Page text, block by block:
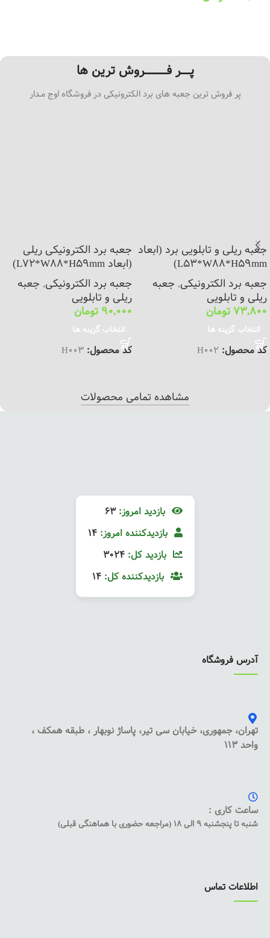
پـــــر فــــــــــــروش ترین ها
پر فروش ترین جعبه های برد الکترونیکی در فروشگاه اوج مـدار
جعبه ریلی و تابلویی برد (ابعاد
L53*W88*H59mm)
جعبه برد الکترونیکی, جعبه
ریلی و تابلویی
73,800 تومان
انتخاب گزینه ها
کد محصول: H002
جعبه برد الکترونیکی ریلی
(ابعاد L72*W88*H59mm)
جعبه برد الکترونیکی, جعبه
ریلی و تابلویی
90,000 تومان
انتخاب گزینه ها
کد محصول: H003
مشاهده تمامی محصولات
بازدید امروز: 63
بازدیدکننده امروز: 14
بازدید کل: 3024
بازدیدکننده کل: 14
آدرس فروشگاه
تهران، جمهوری، خیابان سی تیر، پاساژ نوبهار ، طبقه همکف ،
واحد 113
ساعت کاری :
شنبه تا پنجشنبه 9 الی 18 (مراجعه حضوری با هماهنگی قبلی)
اطلاعات تماس